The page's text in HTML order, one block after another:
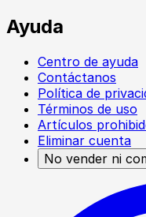
Ayuda
Centro de ayuda
Contáctanos
Política de
Términos de uso
Artículos
Eliminar cuenta
No vender ni